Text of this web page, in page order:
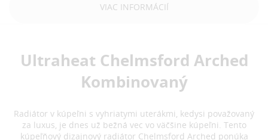
VIAC INFORMÁCIÍ
Ultraheat Chelmsford Arched
Kombinovaný
Radiátor v kúpeľni s vyhriatymi uterákmi, kedysi považovaný
za luxus, je dnes už bežná vec vo väčšine kúpeľni. Tento
kúpeľňový dizajnový radiátor Chelmsford Arched ponúka